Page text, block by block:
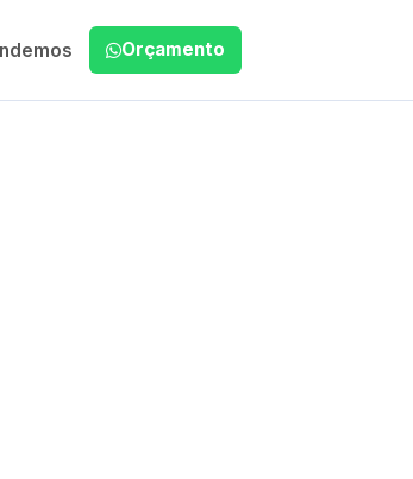
Orçamento